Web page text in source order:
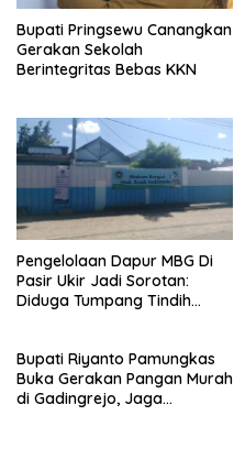
Bupati Pringsewu Canangkan
Gerakan Sekolah
Berintegritas Bebas KKN
Pengelolaan Dapur MBG Di
Pasir Ukir Jadi Sorotan:
Diduga Tumpang Tindih
Transparan
Bupati Riyanto Pamungkas
Buka Gerakan Pangan Murah
di Gadingrejo, Jaga